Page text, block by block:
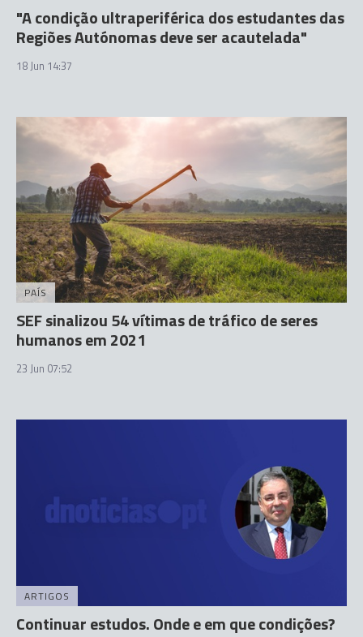
"A condição ultraperiférica dos estudantes das
Regiões Autónomas deve ser acautelada"
18 Jun 14:37
PAÍS
SEF sinalizou 54 vítimas de tráfico de seres
humanos em 2021
23 Jun 07:52
ARTIGOS
Continuar estudos. Onde e em que condições?